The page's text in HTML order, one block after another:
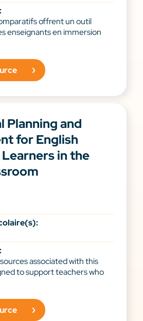
offrent un outil
enseignants en immersion
Planning and
for English
in the
associated with this
to support teachers who